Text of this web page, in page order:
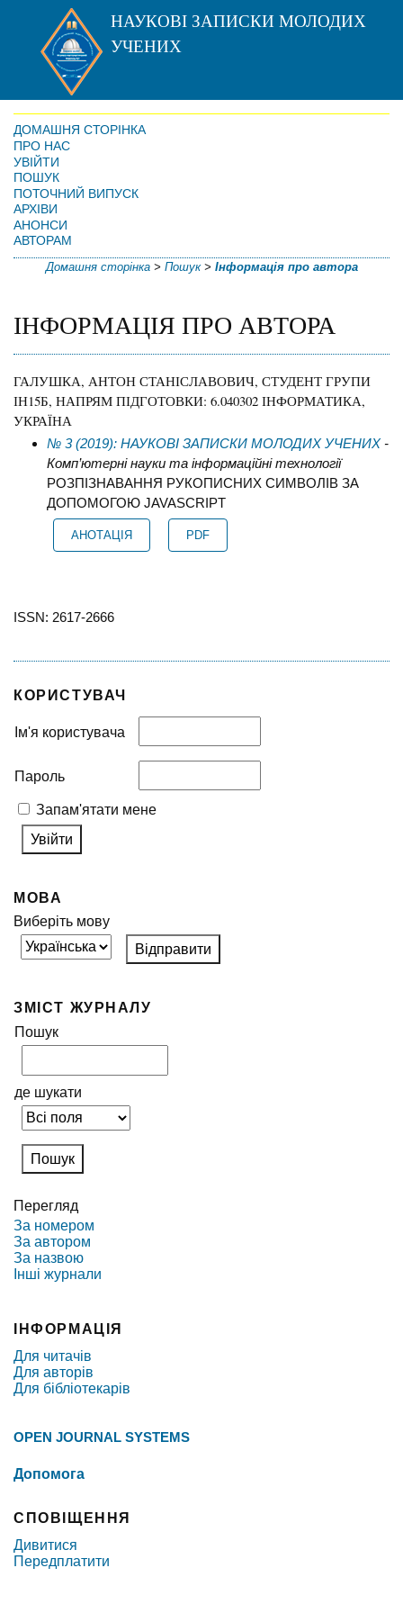
НАУКОВІ ЗАПИСКИ МОЛОДИХ
УЧЕНИХ
КОРИСТУВАЧ
Ім'я користувача
Пароль
Запам'ятати мене
МОВА
Виберіть мову
ЗМІСТ ЖУРНАЛУ
Пошук
де шукати
Перегляд
За номером
За автором
За назвою
Інші журнали
ІНФОРМАЦІЯ
Для читачів
Для авторів
Для бібліотекарів
OPEN JOURNAL SYSTEMS
Допомога
СПОВІЩЕННЯ
Дивитися
Передплатити
ДОМАШНЯ СТОРІНКА
ПРО НАС
УВІЙТИ
ПОШУК
ПОТОЧНИЙ ВИПУСК
АРХІВИ
АНОНСИ
АВТОРАМ
Домашня сторінка> Пошук> Інформація про автора
ІНФОРМАЦІЯ ПРО АВТОРА
ГАЛУШКА, АНТОН СТАНІСЛАВОВИЧ, СТУДЕНТ ГРУПИ
ІН15Б, НАПРЯМ ПІДГОТОВКИ: 6.040302 ІНФОРМАТИКА,
УКРАЇНА
№ 3 (2019): НАУКОВІ ЗАПИСКИ МОЛОДИХ УЧЕНИХ-
Комп’ютерні науки та інформаційні технології
РОЗПІЗНАВАННЯ РУКОПИСНИХ СИМВОЛІВ ЗА
ДОПОМОГОЮ JAVASCRIPT
АНОТАЦІЯ PDF
ISSN: 2617-2666